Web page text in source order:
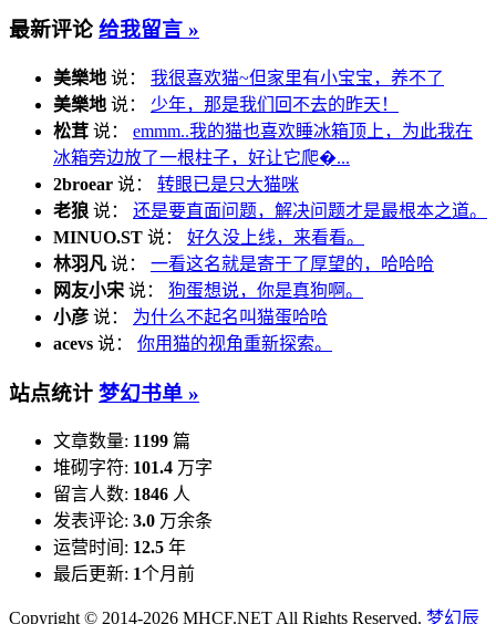
最新评论 给我留言 »
美樂地 说： 我很喜欢猫~但家里有小宝宝，养不了
美樂地 说： 少年，那是我们回不去的昨天！
松茸 说： emmm..我的猫也喜欢睡冰箱顶上，为此我在
冰箱旁边放了一根柱子，好让它爬�...
2broear 说： 转眼已是只大猫咪
老狼 说： 还是要直面问题，解决问题才是最根本之道。
MINUO.ST 说： 好久没上线，来看看。
林羽凡 说： 一看这名就是寄于了厚望的，哈哈哈
网友小宋 说： 狗蛋想说，你是真狗啊。
小彦 说： 为什么不起名叫猫蛋哈哈
acevs 说： 你用猫的视角重新探索。
站点统计 梦幻书单 »
文章数量: 1199 篇
堆砌字符: 101.4 万字
留言人数: 1846 人
发表评论: 3.0 万余条
运营时间: 12.5 年
最后更新: 1个月前
Copyright © 2014-2026 MHCF.NET All Rights Reserved. 梦幻辰